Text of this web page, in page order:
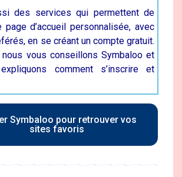
des services qui permettent de
page d’accueil personnalisée, avec
en se créant un compte gratuit.
nous vous conseillons Symbaloo et
comment s’inscrire et
Symbaloo pour retrouver vos
sites favoris